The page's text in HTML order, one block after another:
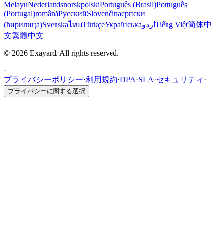
MelayuNederlandsnorskpolskiPortuguês (Brasil)Português
(Portugal)românăРусскийSlovenčinaсрпски
(ћирилица)SvenskaไทยTürkçeУкраїнськаاردو Tiếng Việt简体中
文繁體中文
© 2026 Exayard. All rights reserved.
·
プライバシーポリシー·利用規約·DPA·SLA·セキュリティ ·
プライバシーに関する選択